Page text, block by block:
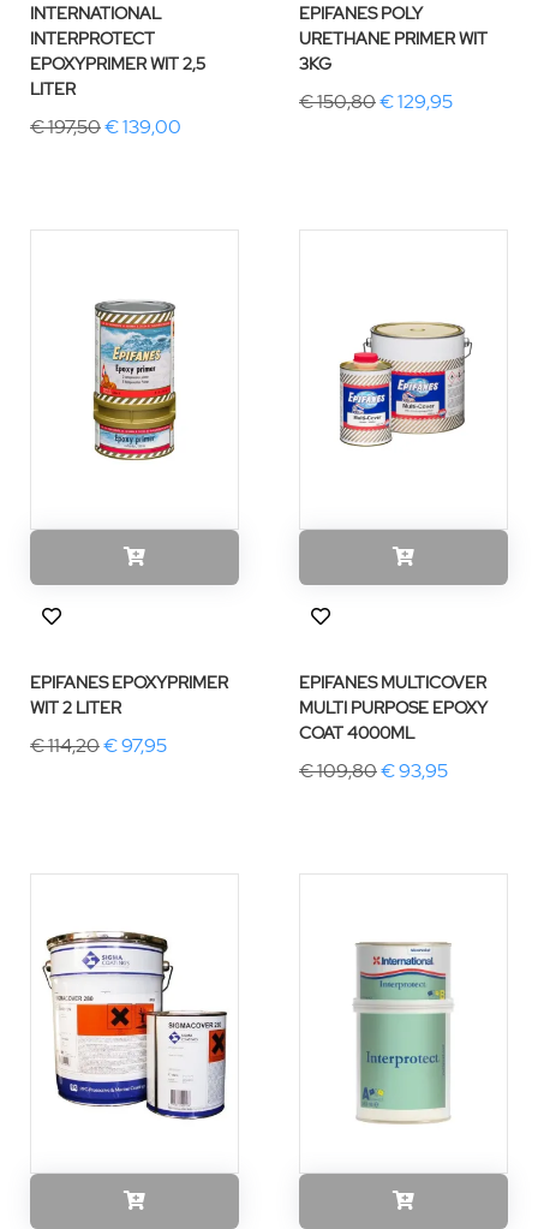
INTERNATIONAL
INTERPROTECT
EPOXYPRIMER WIT 2,5
LITER
€ 197,50€ 139,00
EPIFANES POLY
URETHANE PRIMER WIT
3KG
€ 150,80€ 129,95
EPIFANES EPOXYPRIMER
WIT 2 LITER
€ 114,20€ 97,95
EPIFANES MULTICOVER
MULTI PURPOSE EPOXY
COAT 4000ML
€ 109,80€ 93,95